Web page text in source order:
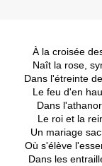
À la croisée
Naît la rose,
Dans l'étreinte
Le feu d'en
Dans
Le roi et la
Un mariage
Où s'élève
Dans les